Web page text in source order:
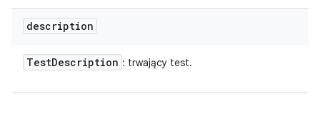
description
TestDescription : trwający test.